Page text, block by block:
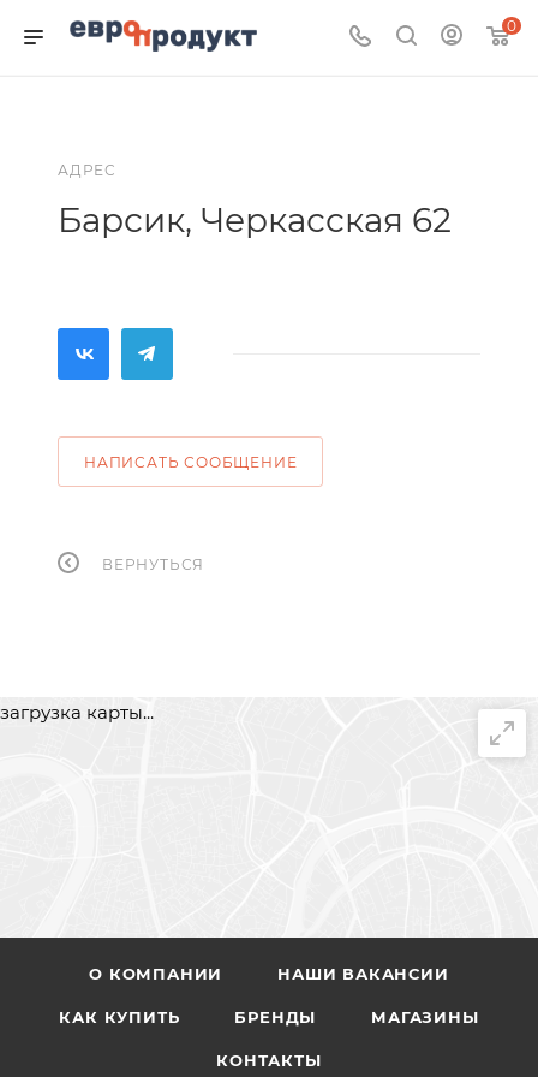
0
АДРЕС
Барсик, Черкасская 62
НАПИСАТЬ СООБЩЕНИЕ
ВЕРНУТЬСЯ
загрузка карты...
О КОМПАНИИ НАШИ ВАКАНСИИ
КАК КУПИТЬ БРЕНДЫ МАГАЗИНЫ
КОНТАКТЫ